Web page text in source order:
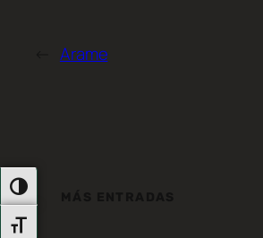
Alternar Alto Contraste
Alternar Tamaño De Letra
Arame